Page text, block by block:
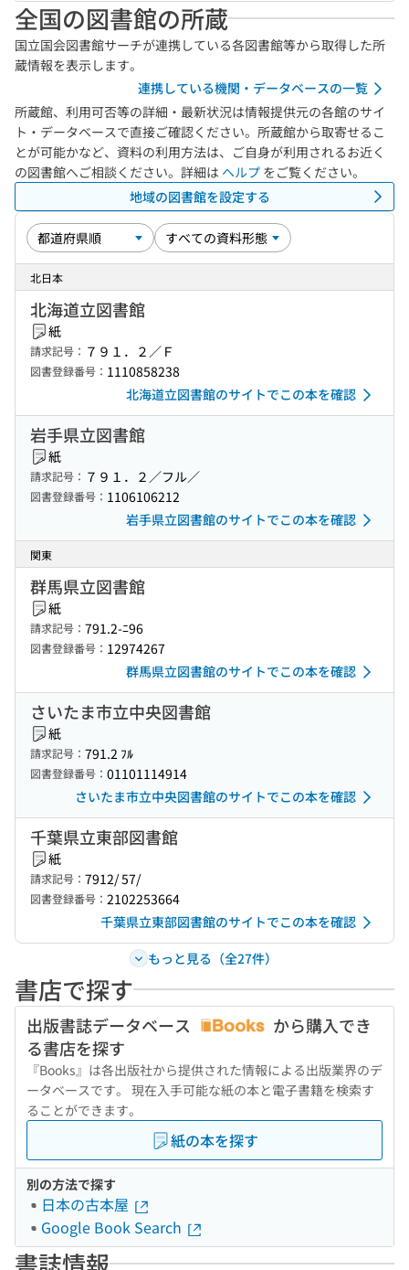
全国の図書館の所蔵
国立国会図書館サーチが連携している各図書館等から取得した所
蔵情報を表示します。
連携している機関・データベースの一覧
所蔵館、利用可否等の詳細・最新状況は情報提供元の各館のサイ
ト・データベースで直接ご確認ください。所蔵館から取寄せるこ
とが可能かなど、資料の利用方法は、ご自身が利用されるお近く
の図書館へご相談ください。詳細は ヘルプ をご覧ください。
地域の図書館を設定する
北日本
北海道立図書館
紙
請求記号： ７９１．２／Ｆ
図書登録番号： 1110858238
北海道立図書館のサイトでこの本を確認
岩手県立図書館
紙
請求記号： ７９１．２／フル／
図書登録番号： 1106106212
岩手県立図書館のサイトでこの本を確認
関東
群馬県立図書館
紙
請求記号： 791.2-ﾆ96
図書登録番号： 12974267
群馬県立図書館のサイトでこの本を確認
さいたま市立中央図書館
紙
請求記号： 791.2 ﾌﾙ
図書登録番号： 01101114914
さいたま市立中央図書館のサイトでこの本を確認
千葉県立東部図書館
紙
請求記号： 7912/ 57/
図書登録番号： 2102253664
千葉県立東部図書館のサイトでこの本を確認
もっと見る（全27件）
書店で探す
出版書誌データベース
から購入でき
る書店を探す
『Books』は各出版社から提供された情報による出版業界のデ
ータベースです。 現在入手可能な紙の本と電子書籍を検索す
ることができます。
紙の本を探す
別の方法で探す
日本の古本屋
Google Book Search
書誌情報